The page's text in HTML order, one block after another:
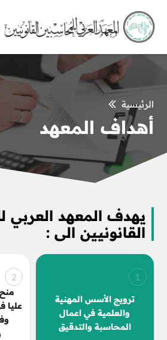
الرئيسية
أهداف المعهد
يهدف المعهد العربي
القانونيين الى :
1
ترويج الأسس المهنية
والعلمية في اعمال
المحاسبة والتدقيق
2
عليا